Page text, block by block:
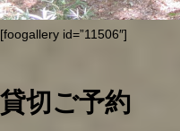
[foogallery id=”11506″]
貸切ご予約